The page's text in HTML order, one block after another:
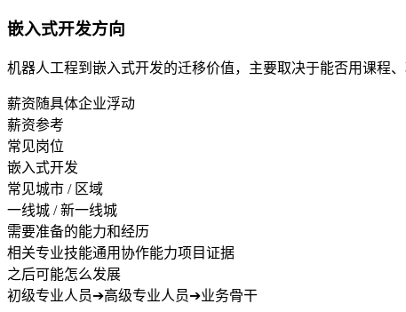
嵌入式开发方向
机器人工程到嵌入式开发的迁移价值，主要取决于能否用课程
薪资随具体企业浮动
薪资参考
常见岗位
嵌入式开发
常见城市 / 区域
一线城 / 新一线城
需要准备的能力和经历
相关专业技能通用协作能力项目证据
之后可能怎么发展
初级专业人员➔高级专业人员➔业务骨干